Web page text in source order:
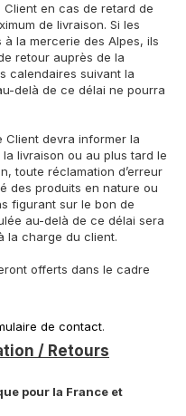
en cas de retard de
de livraison. Si les
à la mercerie des Alpes, ils
retour auprès de la
calendaires suivant la
delà de ce délai ne pourra
Client devra informer la
livraison ou au plus tard le
toute réclamation d’erreur
des produits en nature ou
figurant sur le bon de
au-delà de ce délai sera
la charge du client.
offerts dans le cadre
de contact.
/ Retours
pour la France et